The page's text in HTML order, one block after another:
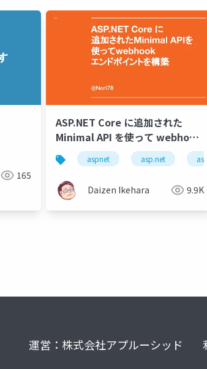
165
ASP.NET Core に追加された
Minimal API を使って webhook
エンドポイントを構築
aspnet asp.net
Daizen Ikehara 9.9K
運営：株式会社アプルーシッド